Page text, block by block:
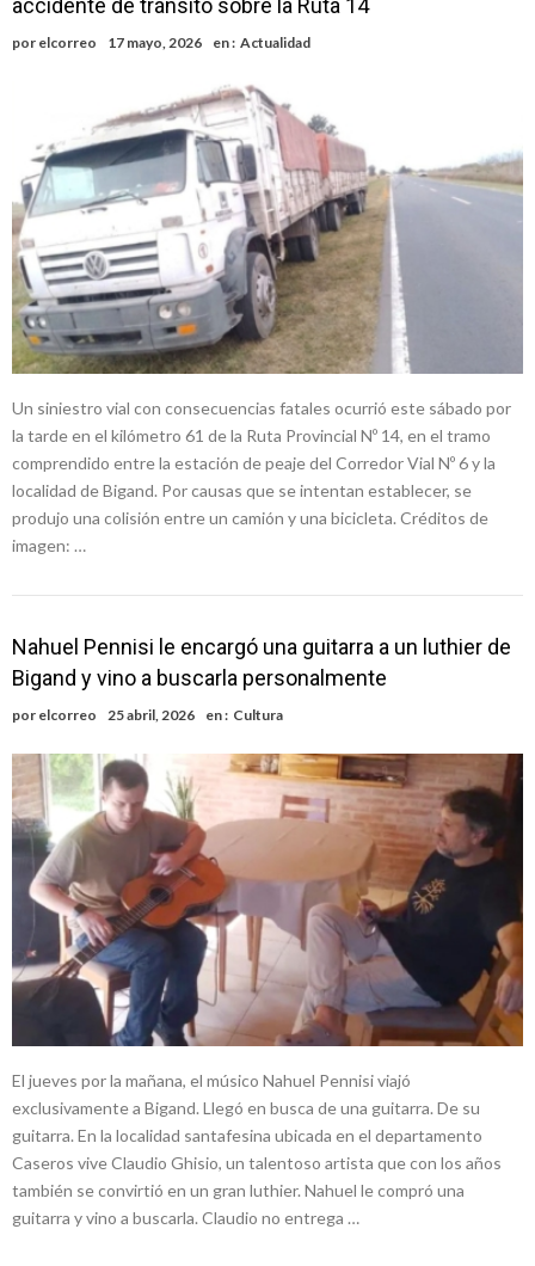
golosinas para agasajar a los niños en su día
Vuelve el básquet: este viernes arranca el Clausura con agenda
confirmada y planteles renovados
Güemes y Mariano Vera
Alerta meteorológico: el SMN advierte por tormentas fuertes y
ráfagas que podrían superar los 80 km/h
accidente de tránsito sobre la Ruta 14
por elcorreo 17 mayo, 2026 en : Actualidad
Un siniestro vial con consecuencias fatales ocurrió este sábado por
la tarde en el kilómetro 61 de la Ruta Provincial Nº 14, en el tramo
comprendido entre la estación de peaje del Corredor Vial Nº 6 y la
localidad de Bigand. Por causas que se intentan establecer, se
produjo una colisión entre un camión y una bicicleta. Créditos de
imagen: …
Nahuel Pennisi le encargó una guitarra a un luthier de
Bigand y vino a buscarla personalmente
por elcorreo 25 abril, 2026 en : Cultura
El jueves por la mañana, el músico Nahuel Pennisi viajó
exclusivamente a Bigand. Llegó en busca de una guitarra. De su
guitarra. En la localidad santafesina ubicada en el departamento
Caseros vive Claudio Ghisio, un talentoso artista que con los años
también se convirtió en un gran luthier. Nahuel le compró una
guitarra y vino a buscarla. Claudio no entrega …